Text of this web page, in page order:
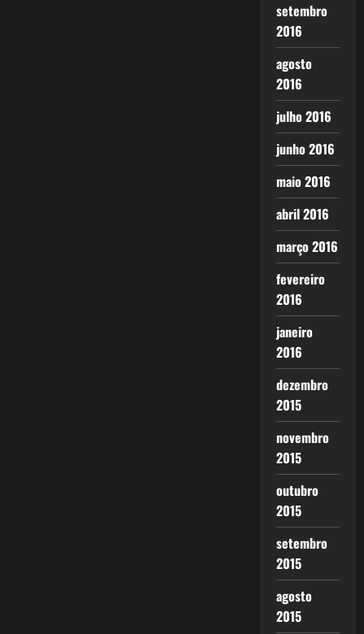
setembro
2016
agosto
2016
julho 2016
junho 2016
maio 2016
abril 2016
março 2016
fevereiro
2016
janeiro
2016
dezembro
2015
novembro
2015
outubro
2015
setembro
2015
agosto
2015